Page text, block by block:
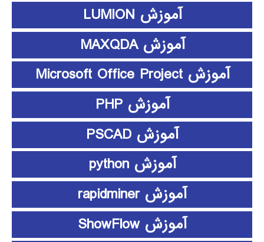
آموزش LUMION
آموزش MAXQDA
آموزش Microsoft Office Project
آموزش PHP
آموزش PSCAD
آموزش python
آموزش rapidminer
آموزش ShowFlow